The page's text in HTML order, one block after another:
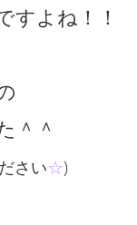
すよね！！
＾＾
さい☆)